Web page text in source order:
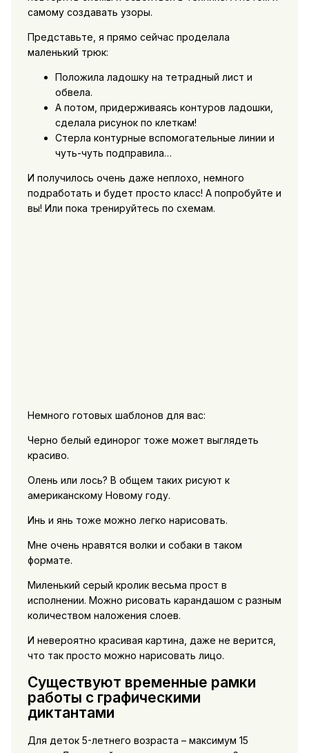
самому создавать узоры.
Представьте, я прямо сейчас проделала
маленький трюк:
Положила ладошку на тетрадный лист и
обвела.
А потом, придерживаясь контуров ладошки,
сделала рисунок по клеткам!
Стерла контурные вспомогательные линии и
чуть-чуть подправила…
И получилось очень даже неплохо, немного
подработать и будет просто класс! А попробуйте и
вы! Или пока тренируйтесь по схемам.
Немного готовых шаблонов для вас:
Черно белый единорог тоже может выглядеть
красиво.
Олень или лось? В общем таких рисуют к
американскому Новому году.
Инь и янь тоже можно легко нарисовать.
Мне очень нравятся волки и собаки в таком
формате.
Миленький серый кролик весьма прост в
исполнении. Можно рисовать карандашом с разным
количеством наложения слоев.
И невероятно красивая картина, даже не верится,
что так просто можно нарисовать лицо.
Существуют временные рамки
работы с графическими
диктантами
Для деток 5-летнего возраста – максимум 15